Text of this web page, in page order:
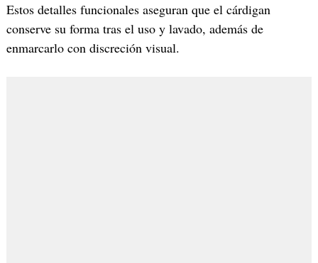
Estos detalles funcionales aseguran que el cárdigan
conserve su forma tras el uso y lavado, además de
enmarcarlo con discreción visual.